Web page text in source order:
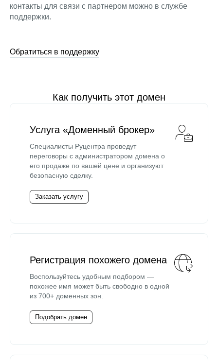
контакты для связи с партнером можно в службе
поддержки.
Обратиться в поддержку
Как получить этот домен
Услуга «Доменный брокер»
Специалисты Руцентра проведут
переговоры с администратором домена о
его продаже по вашей цене и организуют
безопасную сделку.
Заказать услугу
Регистрация похожего домена
Воспользуйтесь удобным подбором —
похожее имя может быть свободно в одной
из 700+ доменных зон.
Подобрать домен